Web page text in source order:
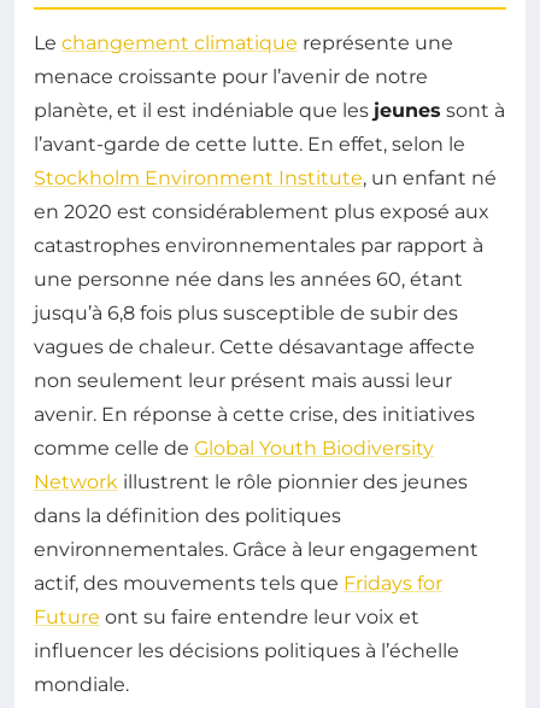
Le changement climatique représente une
menace croissante pour l’avenir de notre
planète, et il est indéniable que les jeunes sont à
l’avant-garde de cette lutte. En effet, selon le
Stockholm Environment Institute, un enfant né
en 2020 est considérablement plus exposé aux
catastrophes environnementales par rapport à
une personne née dans les années 60, étant
jusqu’à 6,8 fois plus susceptible de subir des
vagues de chaleur. Cette désavantage affecte
non seulement leur présent mais aussi leur
avenir. En réponse à cette crise, des initiatives
comme celle de Global Youth Biodiversity
Network illustrent le rôle pionnier des jeunes
dans la définition des politiques
environnementales. Grâce à leur engagement
actif, des mouvements tels que Fridays for
Future ont su faire entendre leur voix et
influencer les décisions politiques à l’échelle
mondiale.